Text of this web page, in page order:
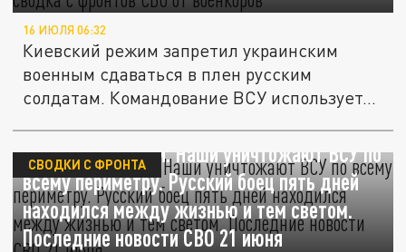
16 ИЮЛЯ 06:32
Киевский режим запретил украинским
военным сдаваться в плен русским
солдатам. Командование ВСУ использует...
Зажатые в клещи. Наши уничтожают ВСУ по
всему периметру. Русский боец пять дней
находился между жизнью и тем светом.
Последние новости СВО 21 июня
СВОДКИ С ФРОНТА